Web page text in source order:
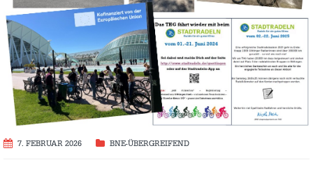
7. FEBRUAR 2026 BNE-ÜBERGREIFEND